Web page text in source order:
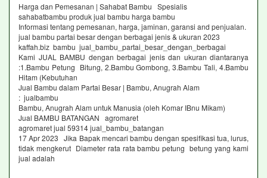
Harga dan Pemesanan | Sahabat Bambu Spesialis
sahabatbambu produk jual bambu harga bambu
Informasi tentang pemesanan, harga, jaminan, garansi and penjualan.
jual bambu partai besar dengan berbagai jenis & ukuran 2023
kaffah.biz bambu jual_bambu_partai_besar_dengan_berbagai
Kami JUAL BAMBU dengan berbagai jenis dan ukuran diantaranya
:1.Bambu Petung Bitung, 2.Bambu Gombong, 3.Bambu Tali, 4.Bambu
Hitam (Kebutuhan
Jual Bambu dalam Partai Besar | Bambu, Anugrah Alam
: jualbambu
Bambu, Anugrah Alam untuk Manusia (oleh Komar IBnu Mikam)
Jual BAMBU BATANGAN agromaret
agromaret jual 59314 jual_bambu_batangan
17 Apr 2023 Jika Bapak mencari bambu dengan spesifikasi tua, lurus,
tidak mengkerut Diameter rata rata bambu petung betung yang kami
jual adalah